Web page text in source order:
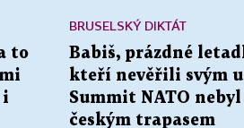
to
i
BRUSELSKÝ DIKTÁT
Babiš, prázdné
kteří nevěřili svým
Summit NATO
českým trapasem